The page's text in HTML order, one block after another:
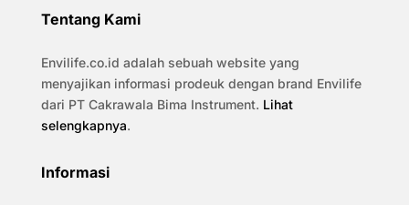
Tentang Kami
Envilife.co.id adalah sebuah website yang
menyajikan informasi prodeuk dengan brand Envilife
dari PT Cakrawala Bima Instrument. Lihat
selengkapnya.
Informasi